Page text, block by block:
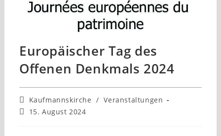
Europäischer Tag des
Offenen Denkmals 2024
Beitrags-
Kategorie:
Kaufmannskirche / Veranstaltungen
Beitrag
15. August 2024